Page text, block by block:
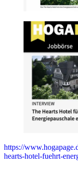
https://
hearts-hotel-fuehrt-